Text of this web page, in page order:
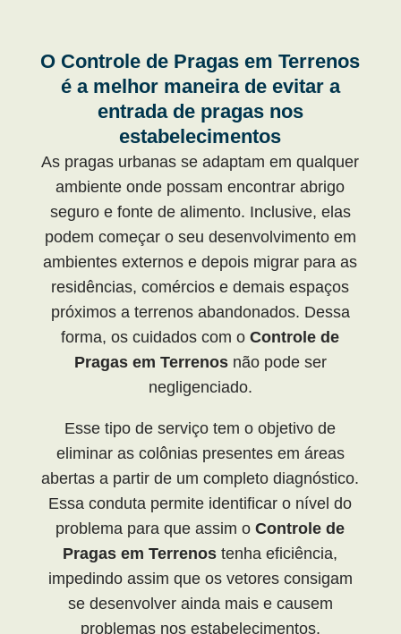
O Controle de Pragas em Terrenos
é a melhor maneira de evitar a
entrada de pragas nos
estabelecimentos
As pragas urbanas se adaptam em qualquer
ambiente onde possam encontrar abrigo
seguro e fonte de alimento. Inclusive, elas
podem começar o seu desenvolvimento em
ambientes externos e depois migrar para as
residências, comércios e demais espaços
próximos a terrenos abandonados. Dessa
forma, os cuidados com o Controle de
Pragas em Terrenosnão pode ser
negligenciado.
Esse tipo de serviço tem o objetivo de
eliminar as colônias presentes em áreas
abertas a partir de um completo diagnóstico.
Essa conduta permite identificar o nível do
problema para que assim oControle de
Pragas em Terrenos tenha eficiência,
impedindo assim que os vetores consigam
se desenvolver ainda mais e causem
problemas nos estabelecimentos.